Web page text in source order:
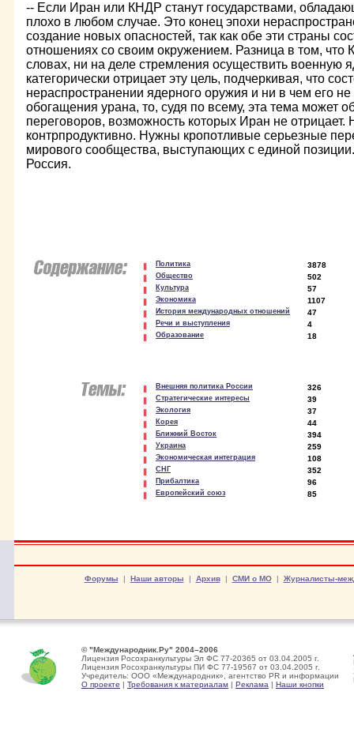
-- Если Иран или КНДР станут государствами,
плохо в любом случае. Это конец эпохи
создание новых опасностей, так как обе эти страны
отношениях со своим окружением. Разница в том, что
словах, ни на деле стремления осуществить военную
категорически отрицает эту цель, подчеркивая, что
нераспространении ядерного оружия и ни в чем его не
обогащения урана, то, судя по всему, эта тема может
переговоров, возможность которых Иран не
контрпродуктивно. Нужны кропотливые серьезные
мирового сообщества, выступающих с единой
Россия.
Политика 3878
Общество 502
Культура 57
Экономика 1107
История международных отношений 47
Речи и выступления 4
Образование 18
Внешняя политика России 326
Стратегические интересы 39
Экология 37
Корея 44
Ближний Восток 394
Украина 259
Экономическая интеграция 108
СНГ 352
Прибалтика 96
Европейский союз 85
Форумы | Наши авторы | Архив| СМИ о МО| Журналисты-
© "Международник.Ру" 2004–2006
Лицензия Росохранкультуры Эл ФС 77-20365 от 03.04.2005 г.
Лицензия Росохранкультуры ПИ ФС 77-19567 от 03.04.2005 г.
Учредитель: ООО «Международник», агентство PR и информации
О проекте | Требования к материалам | Реклама | Наши кнопки